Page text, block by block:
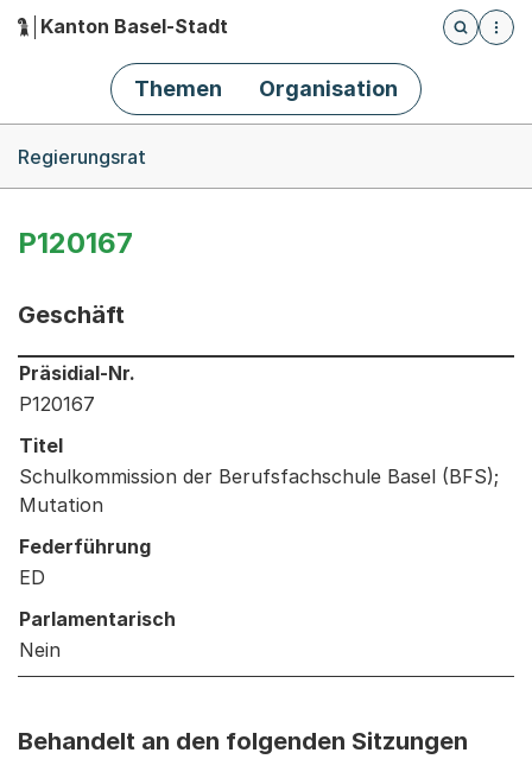
Hauptnavigation
Kanton Basel-Stadt
Öffnet
Themen Organisation
Regierungsrat
P120167
Geschäft
Informationen zum Ausgewählten Geschäft
Präsidial-Nr.
P120167
Titel
Schulkommission der Berufsfachschule Basel (BFS);
Mutation
Federführung
ED
Parlamentarisch
Nein
Behandelt an den folgenden Sitzungen